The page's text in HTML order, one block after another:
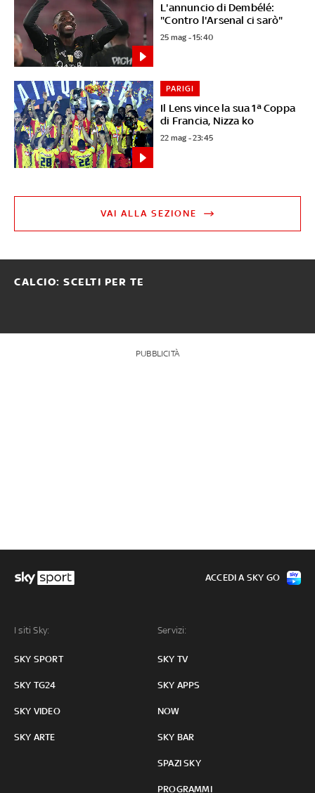
L'annuncio di Dembélé:
"Contro l'Arsenal ci sarò"
25 mag - 15:40
Il Lens vince la sua 1ª Coppa
di Francia, Nizza ko
PARIGI
22 mag - 23:45
VAI ALLA SEZIONE
CALCIO: SCELTI PER TE
PUBBLICITÀ
I siti Sky:
SKY SPORT
SKY TG24
SKY VIDEO
SKY ARTE
Servizi:
SKY TV
SKY APPS
NOW
SKY BAR
SPAZI SKY
PROGRAMMI
ACCEDI A SKY GO